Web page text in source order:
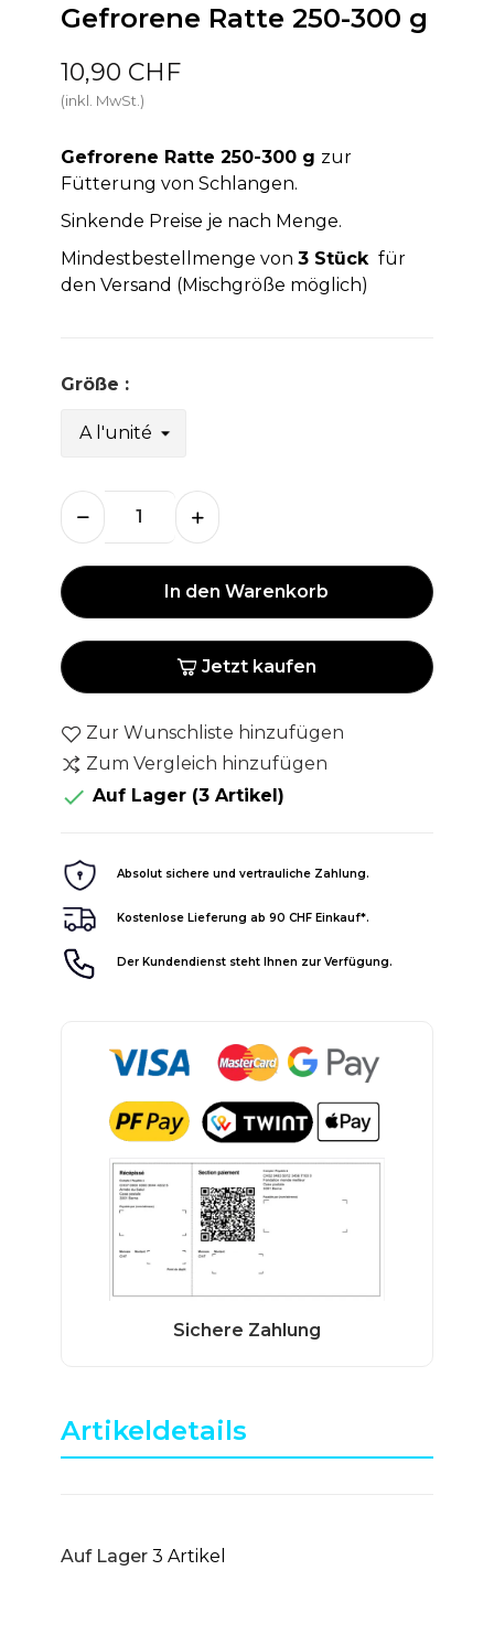
Gefrorene Ratte 250-300 g
10,90 CHF
(inkl. MwSt.)
Gefrorene Ratte 250-300 g zur
Fütterung von Schlangen.
Sinkende Preise je nach Menge.
Mindestbestellmenge von 3 Stück für
den Versand (Mischgröße möglich)
Größe :
In den Warenkorb
Jetzt kaufen
Zur Wunschliste hinzufügen
Zum Vergleich hinzufügen
 Auf Lager (3 Artikel)
Absolut sichere und vertrauliche Zahlung.
Kostenlose Lieferung ab 90 CHF Einkauf*.
Der Kundendienst steht Ihnen zur Verfügung.
Artikeldetails
Auf Lager 3 Artikel